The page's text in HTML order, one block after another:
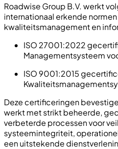
Roadwise Group B.V. werkt
internationaal erkende
kwaliteitsmanagement en
ISO 27001:2022
Managementsysteem
ISO 9001:2015
Deze certificeringen
werkt met strikt beheerde,
verbeterde processen voor
systeemintegriteit,
een uitstekende